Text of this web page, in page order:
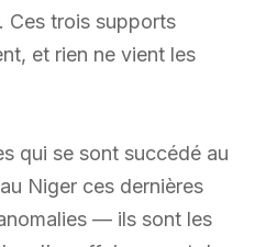
Ces trois supports
et rien ne vient les
qui se sont succédé au
Niger ces dernières
— ils sont les